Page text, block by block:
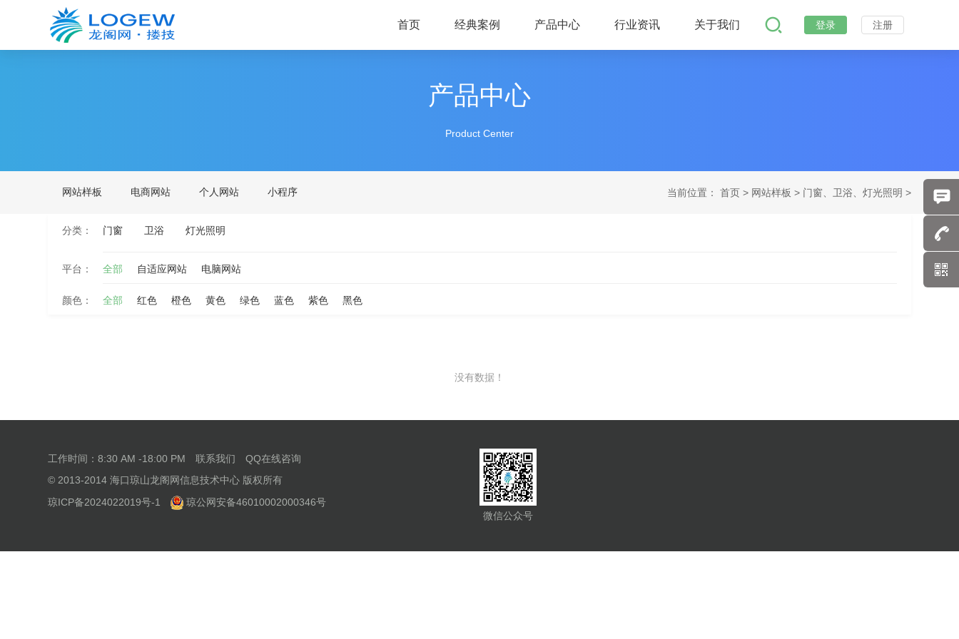
首页 经典案例 产品中心 行业资讯 关于我们 登录 注册
产品中心
Product Center
网站样板 电商网站 个人网站 小程序 当前位置： 首页> 网站样板 > 门窗、卫浴、灯光照明 >
分类： 门窗 卫浴 灯光照明
平台： 全部 自适应网站 电脑网站
颜色： 全部 红色 橙色 黄色 绿色 蓝色 紫色 黑色
没有数据！
工作时间：8:30 AM -18:00 PM 联系我们
QQ在线咨询
© 2013-2014 海口琼山龙阁网信息技术中心 版权所有
琼ICP备2024022019号-1
琼公网安备46010002000346号
微信公众号